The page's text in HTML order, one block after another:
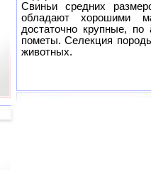
Свиньи средних
обладают хорошими
достаточно крупные,
пометы. Селекция
животных.